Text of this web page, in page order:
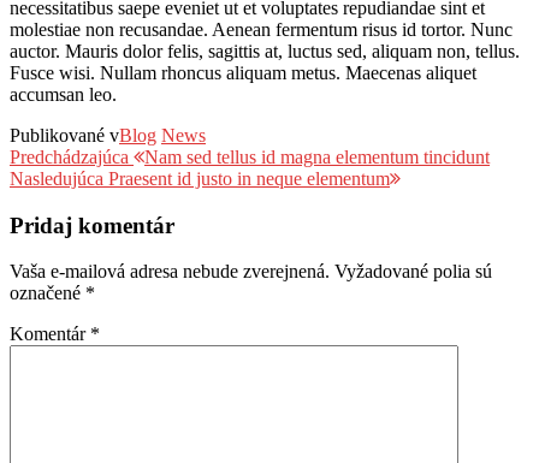
necessitatibus saepe eveniet ut et voluptates repudiandae sint et
molestiae non recusandae. Aenean fermentum risus id tortor. Nunc
auctor. Mauris dolor felis, sagittis at, luctus sed, aliquam non, tellus.
Fusce wisi. Nullam rhoncus aliquam metus. Maecenas aliquet
accumsan leo.
Publikované vBlog News
Navigácia
v
článku
Predchádzajúci
príspevok
Predchádzajúca
Nam sed tellus id magna elementum tincidunt
Nasledujúci
Nasledujúca Praesent id justo in neque elementum
Pridaj komentár
Vaša e-mailová adresa nebude zverejnená. Vyžadované polia sú
označené *
Komentár *